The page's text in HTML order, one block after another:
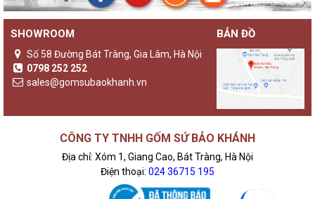
SHOWROOM
Số 58 Đường Bát Tràng, Gia Lâm, Hà Nội
0798 252 252
sales@gomsubaokhanh.vn
BẢN ĐỒ
CÔNG TY TNHH GỐM SỨ BẢO KHÁNH
Địa chỉ: Xóm 1, Giang Cao, Bát Tràng, Hà Nội
Điện thoại: 024 36715 195